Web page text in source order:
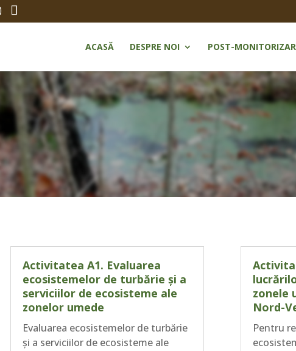
ACASĂ DESPRE NOI POST-
Activitatea A1. Evaluarea
ecosistemelor de turbărie și a
serviciilor de ecosisteme ale
zonelor umede
Evaluarea ecosistemelor de turbărie
și a serviciilor de ecosisteme ale
zonele
Nord-
Pentru